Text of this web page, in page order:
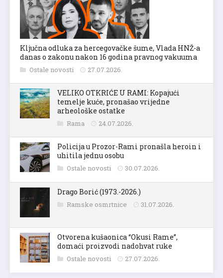
Ključna odluka za hercegovačke šume, Vlada HNŽ-a
danas o zakonu nakon 16 godina pravnog vakuuma
Ostale novosti 27.07.2026.
VELIKO OTKRIĆE U RAMI: Kopajući
temelje kuće, pronašao vrijedne
arheološke ostatke
Rama 24.07.2026.
Policija u Prozor-Rami pronašla heroin i
uhitila jednu osobu
Ostale novosti 30.07.2026.
Drago Borić (1973.-2026.)
Ramske osmrtnice 31.07.2026.
Otvorena kušaonica “Okusi Rame”,
domaći proizvodi nadohvat ruke
Ostale novosti 27.07.2026.